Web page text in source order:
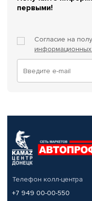
первыми!
Согласие на
Телефон колл-центра
+7 949 00-00-550